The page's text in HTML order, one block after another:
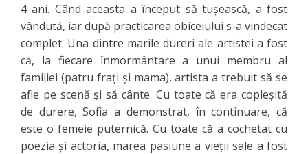
4 ani. Când aceasta a început să tușească, a fost
vândută, iar după practicarea obiceiului s-a vindecat
complet. Una dintre marile dureri ale artistei a fost
că, la fiecare înmormântare a unui membru al
familiei (patru frați și mama), artista a trebuit să se
afle pe scenă și să cânte. Cu toate că era copleșită
de durere, Sofia a demonstrat, în continuare, că
este o femeie puternică. Cu toate că a cochetat cu
poezia și actoria, marea pasiune a vieții sale a fost